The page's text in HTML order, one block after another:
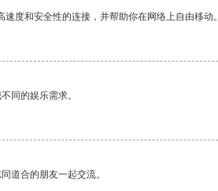
度和安全性的连接，并帮助你在网络上自由移动。
同的娱乐需求。
道合的朋友一起交流。